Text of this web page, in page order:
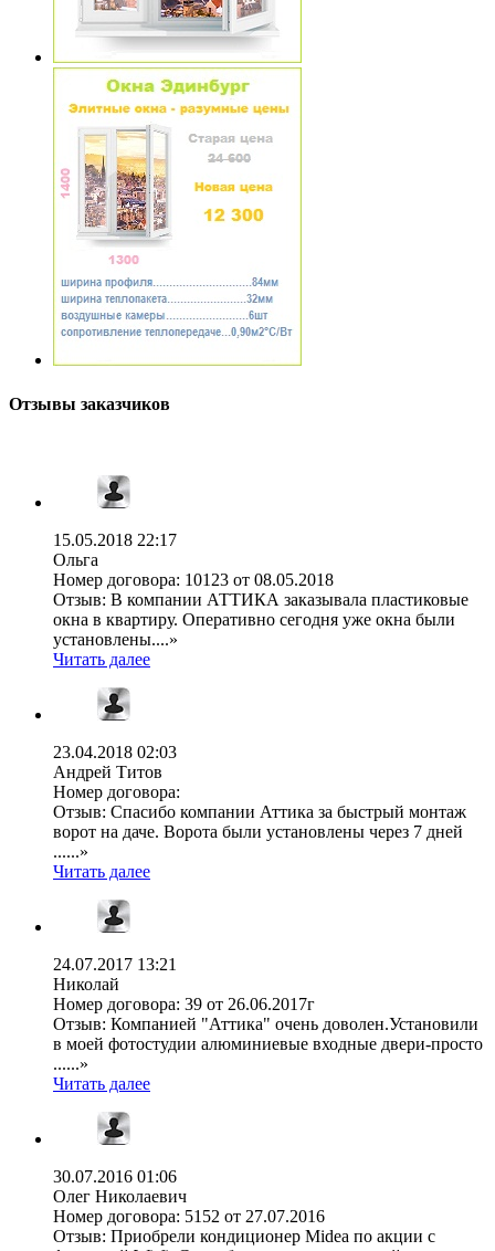
Отзывы заказчиков
15.05.2018 22:17
Ольга
Номер договора: 10123 от 08.05.2018
Отзыв: В компании АТТИКА заказывала пластиковые
окна в квартиру. Оперативно сегодня уже окна были
установлены....»
Читать далее
23.04.2018 02:03
Андрей Титов
Номер договора:
Отзыв: Спасибо компании Аттика за быстрый монтаж
ворот на даче. Ворота были установлены через 7 дней
......»
Читать далее
24.07.2017 13:21
Николай
Номер договора: 39 от 26.06.2017г
Отзыв: Компанией "Аттика" очень доволен.Установили
в моей фотостудии алюминиевые входные двери-просто
......»
Читать далее
30.07.2016 01:06
Олег Николаевич
Номер договора: 5152 от 27.07.2016
Отзыв: Приобрели кондиционер Midea по акции с